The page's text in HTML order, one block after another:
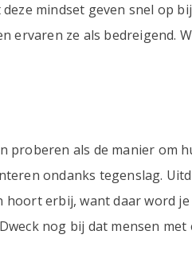
mindset geven snel op
ervaren ze als bedreigend.
proberen als de manier om
ondanks tegenslag.
erbij, want daar word
nog bij dat mensen